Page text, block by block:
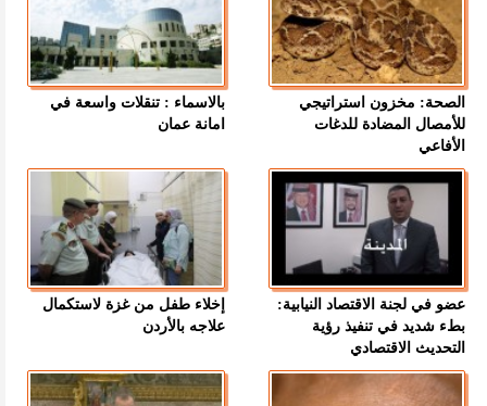
الصحة: مخزون استراتيجي
للأمصال المضادة للدغات
الأفاعي
بالاسماء : تنقلات واسعة في
امانة عمان
عضو في لجنة الاقتصاد النيابية:
بطء شديد في تنفيذ رؤية
التحديث الاقتصادي
إخلاء طفل من غزة لاستكمال
علاجه بالأردن